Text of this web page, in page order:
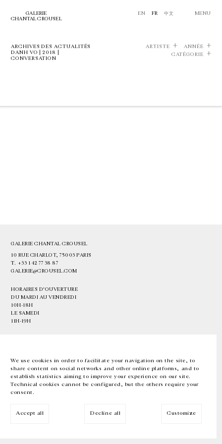
We use cookies in order to facilitate your navigation on the site, to
share content on social networks and other online platforms, and to
establish statistics aiming to improve your experience on our site.
Technical cookies cannot be configured, but the others require your
consent.
Accept all Decline all Customize
GALERIE
CHANTAL CROUSEL
EN FR 中文 MENU
ARCHIVES DES ACTUALITÉS
DANH VO | 2018 |
CONVERSATION
ARTISTE
ANNÉE
CATÉGORIE
GALERIE CHANTAL CROUSEL
10 RUE CHARLOT, 75003 PARIS
T. +33 1 42 77 38 87
GALERIE@CROUSEL.COM
HORAIRES D'OUVERTURE
DU MARDI AU VENDREDI
10H-18H
LE SAMEDI
11H-19H
EN FR 中文 Facebook Instagram
Inscrivez-vous à notre newsletter